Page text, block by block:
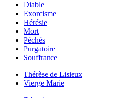
Diable
Exorcisme
Hérésie
Mort
Péchés
Purgatoire
Souffrance
Thérèse de Lisieux
Vierge Marie